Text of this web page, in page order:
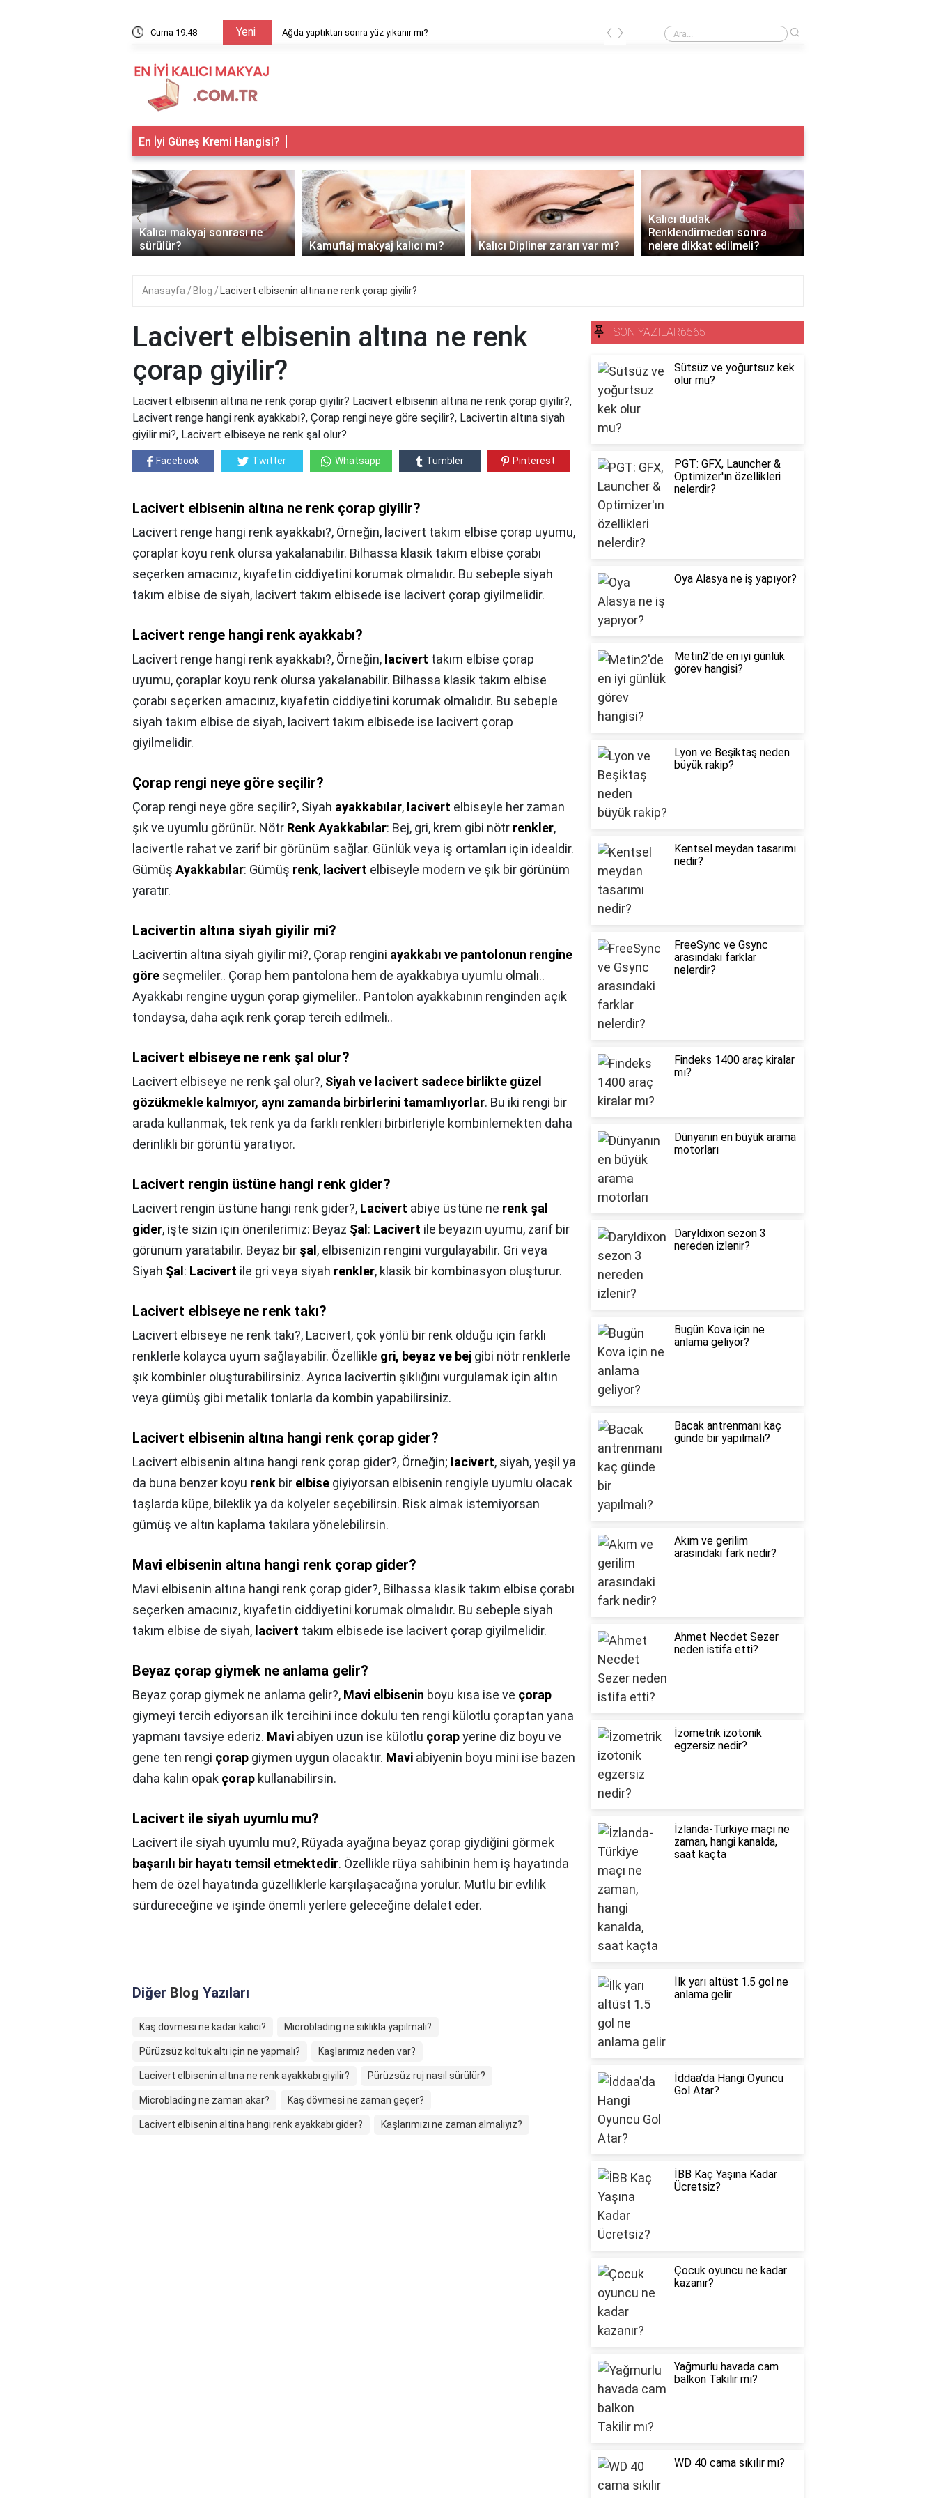
Cuma 19:48 Yeni Ağda yaptıktan sonra yüz yıkanır mı? Iple kaş alma acıtır mı?
‹ ›
En İyi Güneş Kremi Hangisi?
Kalıcı makyaj sonrası ne
sürülür?
Kamuflaj makyaj kalıcı mı? Kalıcı Dipliner zararı var mı?
Kalıcı dudak
Renklendirmeden sonra
nelere dikkat edilmeli?
‹ ›
Anasayfa Blog Lacivert elbisenin altına ne renk çorap giyilir?
Lacivert elbisenin altına ne renk
çorap giyilir?
Lacivert elbisenin altına ne renk çorap giyilir? Lacivert elbisenin altına ne renk çorap giyilir?,
Lacivert renge hangi renk ayakkabı?, Çorap rengi neye göre seçilir?, Lacivertin altına siyah
giyilir mi?, Lacivert elbiseye ne renk şal olur?
Facebook Twitter Whatsapp Tumbler Pinterest
Lacivert elbisenin altına ne renk çorap giyilir?
Lacivert renge hangi renk ayakkabı?, Örneğin, lacivert takım elbise çorap uyumu,
çoraplar koyu renk olursa yakalanabilir. Bilhassa klasik takım elbise çorabı
seçerken amacınız, kıyafetin ciddiyetini korumak olmalıdır. Bu sebeple siyah
takım elbise de siyah, lacivert takım elbisede ise lacivert çorap giyilmelidir.
Lacivert renge hangi renk ayakkabı?
Lacivert renge hangi renk ayakkabı?, Örneğin, lacivert takım elbise çorap
uyumu, çoraplar koyu renk olursa yakalanabilir. Bilhassa klasik takım elbise
çorabı seçerken amacınız, kıyafetin ciddiyetini korumak olmalıdır. Bu sebeple
siyah takım elbise de siyah, lacivert takım elbisede ise lacivert çorap
giyilmelidir.
Çorap rengi neye göre seçilir?
Çorap rengi neye göre seçilir?, Siyah ayakkabılar, lacivert elbiseyle her zaman
şık ve uyumlu görünür. Nötr Renk Ayakkabılar: Bej, gri, krem gibi nötr renkler,
lacivertle rahat ve zarif bir görünüm sağlar. Günlük veya iş ortamları için idealdir.
Gümüş Ayakkabılar: Gümüş renk, lacivert elbiseyle modern ve şık bir görünüm
yaratır.
Lacivertin altına siyah giyilir mi?
Lacivertin altına siyah giyilir mi?, Çorap rengini ayakkabı ve pantolonun rengine
göre seçmeliler.. Çorap hem pantolona hem de ayakkabıya uyumlu olmalı..
Ayakkabı rengine uygun çorap giymeliler.. Pantolon ayakkabının renginden açık
tondaysa, daha açık renk çorap tercih edilmeli..
Lacivert elbiseye ne renk şal olur?
Lacivert elbiseye ne renk şal olur?, Siyah ve lacivert sadece birlikte güzel
gözükmekle kalmıyor, aynı zamanda birbirlerini tamamlıyorlar. Bu iki rengi bir
arada kullanmak, tek renk ya da farklı renkleri birbirleriyle kombinlemekten daha
derinlikli bir görüntü yaratıyor.
Lacivert rengin üstüne hangi renk gider?
Lacivert rengin üstüne hangi renk gider?, Lacivert abiye üstüne ne renk şal
gider, işte sizin için önerilerimiz: Beyaz Şal : Lacivert ile beyazın uyumu, zarif bir
görünüm yaratabilir. Beyaz bir şal , elbisenizin rengini vurgulayabilir. Gri veya
Siyah Şal : Lacivert ile gri veya siyah renkler, klasik bir kombinasyon oluşturur.
Lacivert elbiseye ne renk takı?
Lacivert elbiseye ne renk takı?, Lacivert, çok yönlü bir renk olduğu için farklı
renklerle kolayca uyum sağlayabilir. Özellikle gri, beyaz ve bej gibi nötr renklerle
şık kombinler oluşturabilirsiniz. Ayrıca lacivertin şıklığını vurgulamak için altın
veya gümüş gibi metalik tonlarla da kombin yapabilirsiniz.
Lacivert elbisenin altına hangi renk çorap gider?
Lacivert elbisenin altına hangi renk çorap gider?, Örneğin; lacivert, siyah, yeşil ya
da buna benzer koyu renk bir elbise giyiyorsan elbisenin rengiyle uyumlu olacak
taşlarda küpe, bileklik ya da kolyeler seçebilirsin. Risk almak istemiyorsan
gümüş ve altın kaplama takılara yönelebilirsin.
Mavi elbisenin altına hangi renk çorap gider?
Mavi elbisenin altına hangi renk çorap gider?, Bilhassa klasik takım elbise çorabı
seçerken amacınız, kıyafetin ciddiyetini korumak olmalıdır. Bu sebeple siyah
takım elbise de siyah, lacivert takım elbisede ise lacivert çorap giyilmelidir.
Beyaz çorap giymek ne anlama gelir?
Beyaz çorap giymek ne anlama gelir?, Mavi elbisenin boyu kısa ise ve çorap
giymeyi tercih ediyorsan ilk tercihini ince dokulu ten rengi külotlu çoraptan yana
yapmanı tavsiye ederiz. Mavi abiyen uzun ise külotlu çorapyerine diz boyu ve
gene ten rengi çorap giymen uygun olacaktır. Mavi abiyenin boyu mini ise bazen
daha kalın opak çorap kullanabilirsin.
Lacivert ile siyah uyumlu mu?
Lacivert ile siyah uyumlu mu?, Rüyada ayağına beyaz çorap giydiğini görmek
başarılı bir hayatı temsil etmektedir. Özellikle rüya sahibinin hem iş hayatında
hem de özel hayatında güzelliklerle karşılaşacağına yorulur. Mutlu bir evlilik
sürdüreceğine ve işinde önemli yerlere geleceğine delalet eder.
Diğer Blog Yazıları
Kaş dövmesi ne kadar kalıcı? Microblading ne sıklıkla yapılmalı?
Pürüzsüz koltuk altı için ne yapmalı? Kaşlarımız neden var?
Lacivert elbisenin altına ne renk ayakkabı giyilir? Pürüzsüz ruj nasıl sürülür?
Microblading ne zaman akar? Kaş dövmesi ne zaman geçer?
Lacivert elbisenin altina hangi renk ayakkabı gider? Kaşlarımızı ne zaman almalıyız?
SON YAZILAR6565
Sütsüz ve yoğurtsuz kek
olur mu?
PGT: GFX, Launcher &
Optimizer'ın özellikleri
nelerdir?
Oya Alasya ne iş yapıyor?
Metin2'de en iyi günlük
görev hangisi?
Lyon ve Beşiktaş neden
büyük rakip?
Kentsel meydan tasarımı
nedir?
FreeSync ve Gsync
arasındaki farklar
nelerdir?
Findeks 1400 araç kiralar
mı?
Dünyanın en büyük arama
motorları
Daryldixon sezon 3
nereden izlenir?
Bugün Kova için ne
anlama geliyor?
Bacak antrenmanı kaç
günde bir yapılmalı?
Akım ve gerilim
arasındaki fark nedir?
Ahmet Necdet Sezer
neden istifa etti?
İzometrik izotonik
egzersiz nedir?
İzlanda-Türkiye maçı ne
zaman, hangi kanalda,
saat kaçta
İlk yarı altüst 1.5 gol ne
anlama gelir
İddaa'da Hangi Oyuncu
Gol Atar?
İBB Kaç Yaşına Kadar
Ücretsiz?
Çocuk oyuncu ne kadar
kazanır?
Yağmurlu havada cam
balkon Takilir mı?
WD 40 cama sıkılır mı?